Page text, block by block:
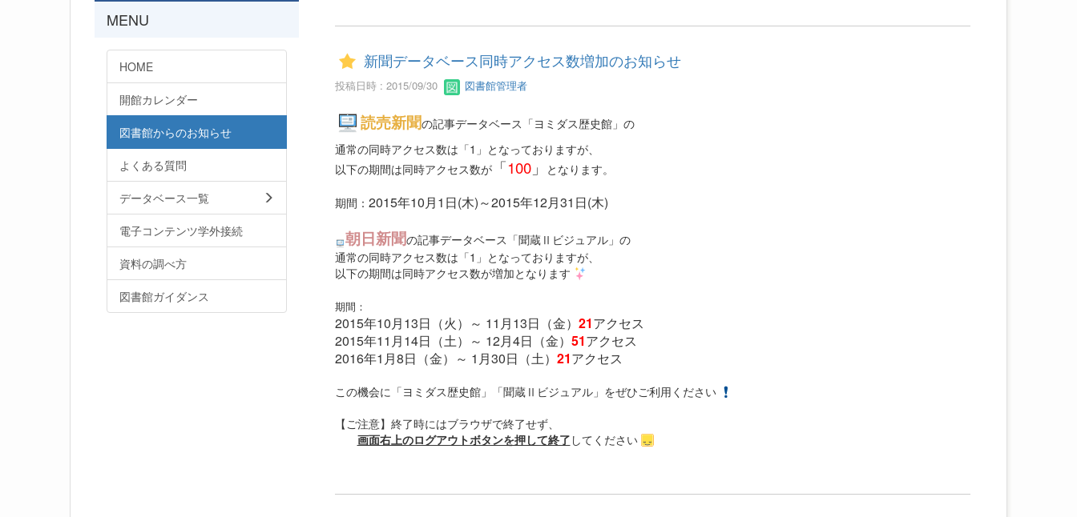
新聞データベース同時アクセス数増加のお知らせ
投稿日時 : 2015/09/30 図書館管理者
読売新聞の記事データベース「ヨミダス歴史館」の
通常の同時アクセス数は「1」となっておりますが、
以下の期間は同時アクセス数が「100」 となります。
期間： 2015年10月1日(木)～2015年12月31日(木)
朝日新聞の記事データベース「聞蔵Ⅱビジュアル」の
通常の同時アクセス数は「1」となっておりますが、
以下の期間は同時アクセス数が増加となります
期間：
2015年10月13日（火）～ 11月13日（金） 21アクセス
2015年11月14日（土）～ 12月4日（金） 51アクセス
2016年1月8日（金）～ 1月30日（土） 21アクセス
この機会に「ヨミダス歴史館」「聞蔵Ⅱビジュアル」をぜひご利用ください
【ご注意】終了時にはブラウザで終了せず、
画面右上のログアウトボタンを押して終了 してください
MENU
HOME
開館カレンダー
図書館からのお知らせ
よくある質問
データベース一覧
電子コンテンツ学外接続
資料の調べ方
図書館ガイダンス